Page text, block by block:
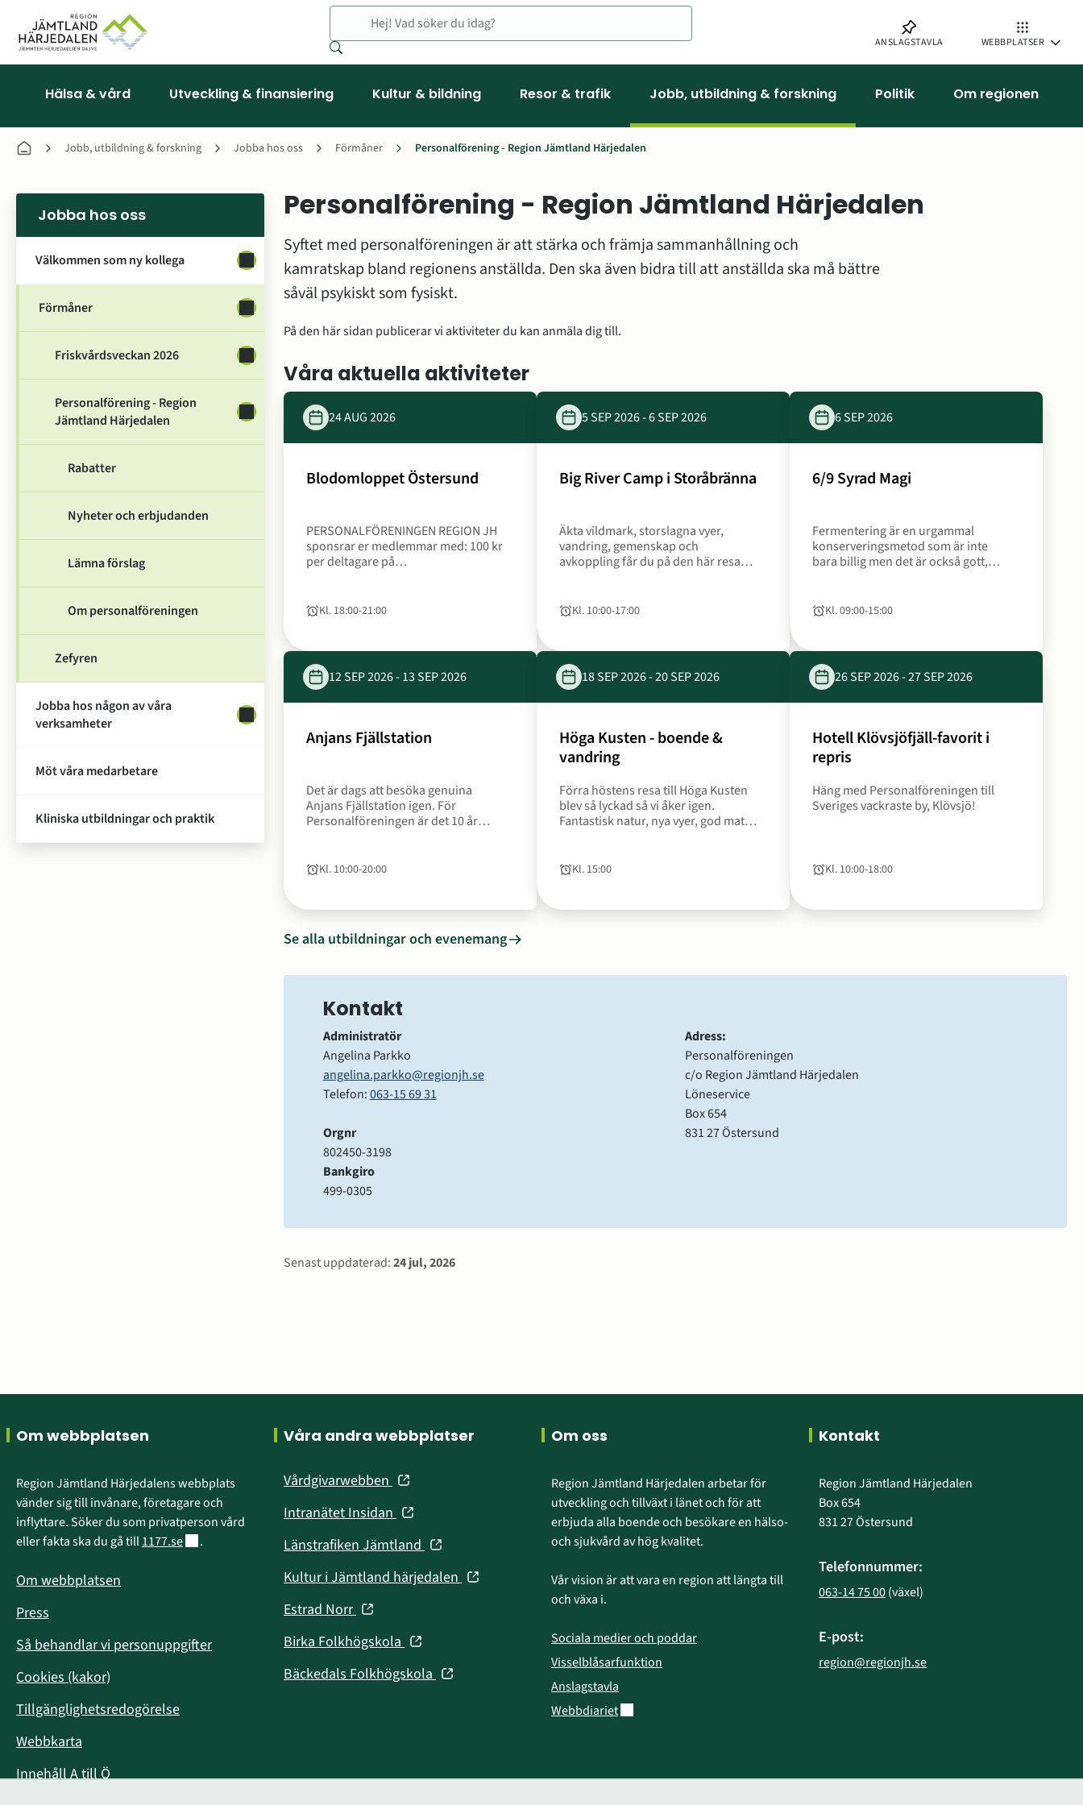
ANSLAGSTAVLA WEBBPLATSER
Hälsa & vård Utveckling & finansiering Kultur & bildning Resor & trafik Jobb, utbildning & forskning Politik Om regionen
Jobb, utbildning & forskning Jobba hos oss Förmåner Personalförening - Region Jämtland Härjedalen
Jobba hos oss
Välkommen som ny kollega Undersidor för Välkommen som ny kollega
Förmåner Undersidor för Förmåner
Friskvårdsveckan 2026 Undersidor för Friskvårdsveckan 2026
Personalförening - Region
Jämtland Härjedalen
Undersidor för Personalförening - Region Jämtland Härjedalen
Rabatter
Nyheter och erbjudanden
Lämna förslag
Om personalföreningen
Zefyren
Jobba hos någon av våra
verksamheter
Undersidor för Jobba hos någon av våra verksamheter
Möt våra medarbetare
Kliniska utbildningar och praktik
Personalförening - Region Jämtland Härjedalen
Syftet med personalföreningen är att stärka och främja sammanhållning och
kamratskap bland regionens anställda. Den ska även bidra till att anställda ska må bättre
såväl psykiskt som fysiskt.
På den här sidan publicerar vi aktiviteter du kan anmäla dig till.
Våra aktuella aktiviteter
24 AUG 2026
Blodomloppet Östersund
2026
PERSONALFÖRENINGEN REGION JH
sponsrar er medlemmar med: 100 kr
per deltagare på
Östersunds SK tillsammans med
blodgivningen och främja en
hälsosam livsstil.
TidKl. 18:00‐
till 21:00
5 SEP 2026‐6 SEP 2026
Big River Camp i Storåbränna
sep
2026
sep
Äkta vildmark, storslagna vyer,
vandring, gemenskap och
avkoppling får du på den här resan
TidKl. 10:00‐
till 17:00
6 SEP 2026
6/9 Syrad Magi
2026
Fermentering är en urgammal
konserveringsmetod som är inte
bara billig men det är också gott,
TidKl. 09:00‐
till 15:00
12 SEP 2026‐13 SEP 2026
Anjans Fjällstation
2026
till
13
Det är dags att besöka genuina
Anjans Fjällstation igen. För
Personalföreningen är det 10 år
TidKl. 10:00‐
till 20:00
18 SEP 2026‐20 SEP 2026
Höga Kusten - boende &
vandringDatum
sep
2026
Förra höstens resa till Höga Kusten
blev så lyckad så vi åker igen.
Fantastisk natur, nya vyer, god mat
TidKl. 15:00
26 SEP 2026‐27 SEP 2026
Hotell Klövsjöfjäll-favorit i
repris
sep
2026
sep
Häng med Personalföreningen till
Sveriges vackraste by, Klövsjö!
TidKl. 10:00‐
till 18:00
Se alla utbildningar och evenemang
Kontakt
Administratör
Angelina Parkko
angelina.parkko@regionjh.se
Telefon: 063-15 69 31
Orgnr
802450-3198
Bankgiro
499-0305
Adress:
Personalföreningen
c/o Region Jämtland Härjedalen
Löneservice
Box 654
831 27 Östersund
Sidinformation
Senast uppdaterad:24 jul, 2026
Sidfot
Om webbplatsen
Region Jämtland Härjedalens webbplats
vänder sig till invånare, företagare och
inflyttare. Söker du som privatperson vård
eller fakta ska du gå till 1177.seLänk till annan webbplats.
.
Om webbplatsen
Press
Så behandlar vi personuppgifter
Cookies (kakor)
Tillgänglighetsredogörelse
Webbkarta
Innehåll A till Ö
Våra andra webbplatser
Vårdgivarwebben (öppnas
nytt
fönster)
Intranätet Insidan (öppnas
nytt
fönster)
Länstrafiken Jämtland (öppnas
nytt
Kultur i Jämtland härjedalen (öppnas
Estrad Norr (öppnas
nytt
fönster)
Birka Folkhögskola (öppnas
nytt
Bäckedals Folkhögskola (öppnas
Om oss
Region Jämtland Härjedalen arbetar för
utveckling och tillväxt i länet och för att
erbjuda alla boende och besökare en hälso-
och sjukvård av hög kvalitet.
Vår vision är att vara en region att längta till
och växa i.
Sociala medier och poddar
Visselblåsarfunktion
Anslagstavla
WebbdiarietLänk till annan webbplats.
Kontakt
Region Jämtland Härjedalen
Box 654
831 27 Östersund
Telefonnummer:
063-14 75 00 (växel)
E-post:
region@regionjh.se